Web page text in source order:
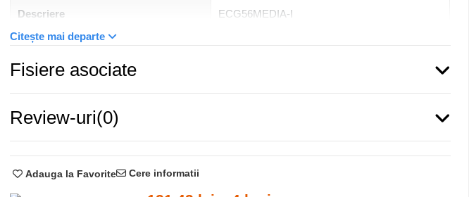
Adauga la Favorite Cere informatii
Descriere ECG56MEDIA-I
Greutate 3.5kg
Nivel
Tip montaj
Grad de protecție IP IP30
Număr de rânduri
Citește mai departe
Fisiere asociate
Review-uri(0)